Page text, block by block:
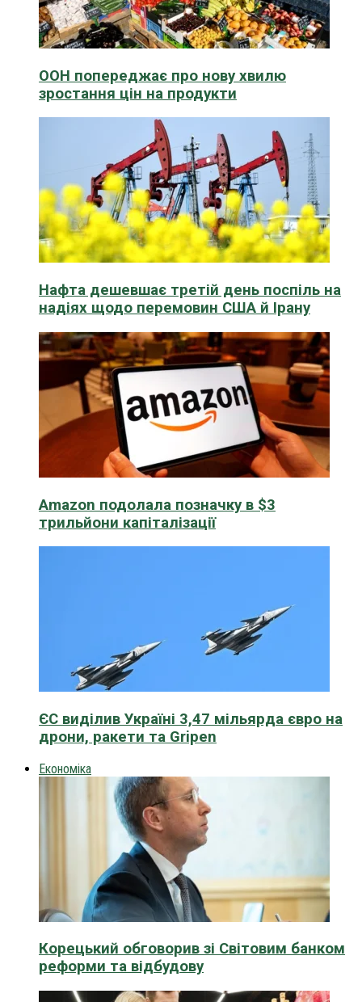
ООН попереджає про нову хвилю
зростання цін на продукти
Нафта дешевшає третій день поспіль на
надіях щодо перемовин США й Ірану
Amazon подолала позначку в $3
трильйони капіталізації
ЄС виділив Україні 3,47 мільярда євро на
дрони, ракети та Gripen
Економіка
Корецький обговорив зі Світовим банком
реформи та відбудову